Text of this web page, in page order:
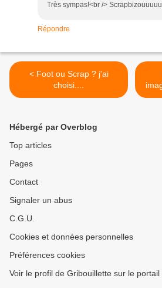
Très sympas!<br />
Répondre
< Foot ou Scrap ? j'ai
choisi....
Hébergé par Overblog
Top articles
Pages
Contact
Signaler un abus
C.G.U.
Cookies et données personnelles
Préférences cookies
Voir le profil de Gribouillette sur le portail